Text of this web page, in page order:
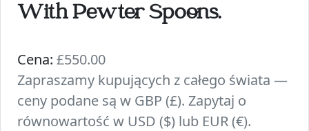
With Pewter Spoons.
Cena: £550.00
Zapraszamy kupujących z całego świata —
ceny podane są w GBP (£). Zapytaj o
równowartość w USD ($) lub EUR (€).